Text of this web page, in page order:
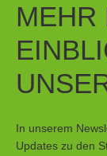
MEHR
In unserem
Updates zu den